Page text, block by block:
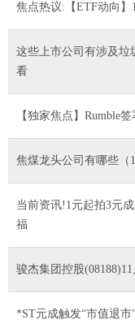
焦点热议:【ETF动向】
这些上市公司有涉及垃
看
【独家焦点】Rumble
焦煤龙头公司有哪些（
当前资讯!1元起拍3元
福
骏杰集团控股
*ST元成触发“市值退